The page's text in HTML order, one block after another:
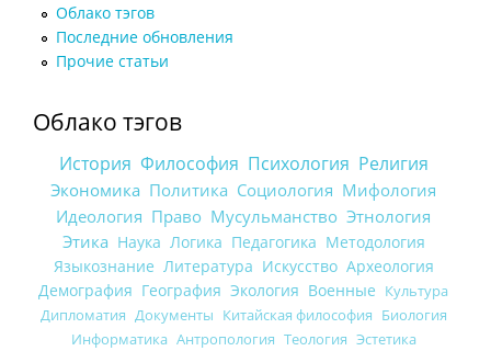
Облако тэгов
Последние обновления
Прочие статьи
Облако тэгов
История Философия Психология Религия
Экономика Политика Социология Мифология
Идеология Право Мусульманство Этнология
Этика Наука Логика Педагогика Методология
Языкознание Литература Искусство Археология
Демография География Экология Военные Культура
Дипломатия Документы Китайская философия Биология
Информатика Антропология Теология Эстетика